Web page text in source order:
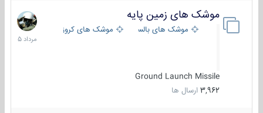
موشک های زمین پایه
موشک های بالستیک موشک های کروز
Ground Launch Missile
3,962 ارسال ها
2
مرداد
1405